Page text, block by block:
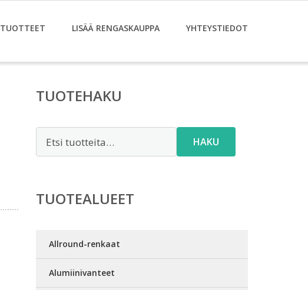
TUOTTEET LISÄÄ RENGASKAUPPA YHTEYSTIEDOT
TUOTEHAKU
HAKU
TUOTEALUEET
Allround-renkaat
Alumiinivanteet